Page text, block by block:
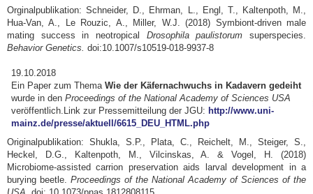
Orginalpublikation: Schneider, D., Ehrman, L., Engl, T., Kaltenpoth, M.,
Hua-Van, A., Le Rouzic, A., Miller, W.J. (2018) Symbiont-driven male
mating success in neotropical Drosophila paulistorum superspecies.
Behavior Genetics. doi:10.1007/s10519-018-9937-8
19.10.2018
Ein Paper zum ThemaWie der Käfernachwuchs in Kadavern gedeiht
wurde in denProceedings of the National Academy of Sciences USA
veröffentlich.Link zur Pressemitteilung der JGU: http://www.uni-
mainz.de/presse/aktuell/6615_DEU_HTML.php
Originalpublikation: Shukla, S.P., Plata, C., Reichelt, M., Steiger, S.,
Heckel, D.G., Kaltenpoth, M., Vilcinskas, A. & Vogel, H. (2018)
Microbiome-assisted carrion preservation aids larval development in a
burying beetle. Proceedings of the National Academy of Sciences of the